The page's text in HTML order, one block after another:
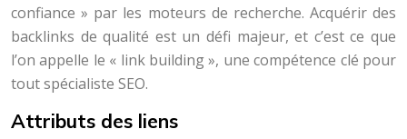
confiance » par les moteurs de recherche. Acquérir des
backlinks de qualité est un défi majeur, et c’est ce que
l’on appelle le « link building », une compétence clé pour
tout spécialiste SEO.
Attributs des liens